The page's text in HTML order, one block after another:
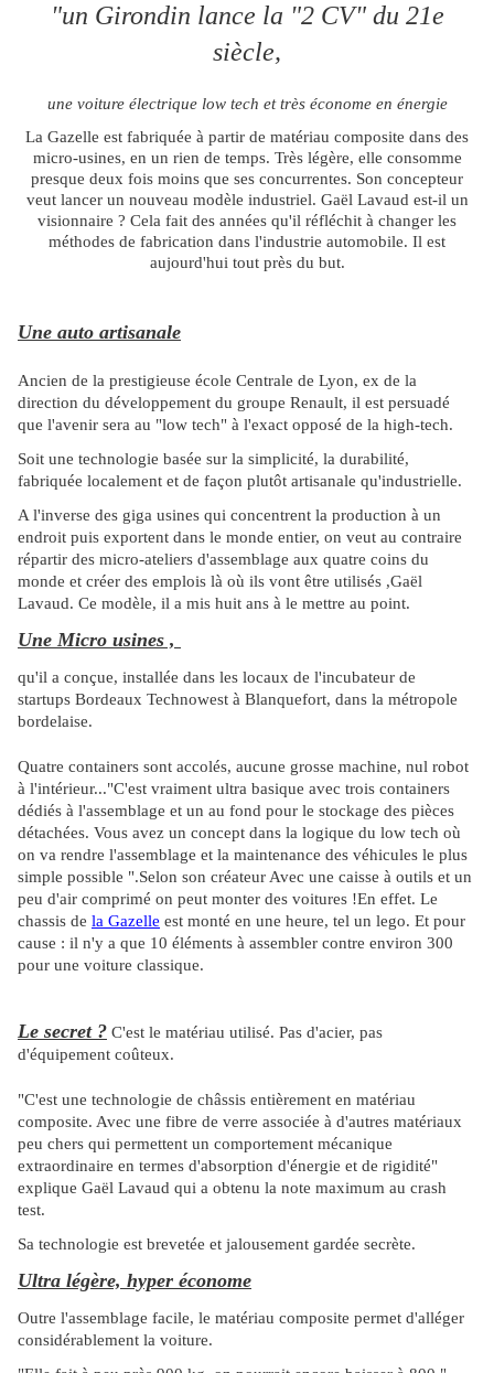
"un Girondin lance la "2 CV" du 21e
siècle,
une voiture électrique low tech et très économe en énergie
La Gazelle est fabriquée à partir de matériau composite dans des
micro-usines, en un rien de temps. Très légère, elle consomme
presque deux fois moins que ses concurrentes. Son concepteur
veut lancer un nouveau modèle industriel. Gaël Lavaud est-il un
visionnaire ? Cela fait des années qu'il réfléchit à changer les
méthodes de fabrication dans l'industrie automobile. Il est
aujourd'hui tout près du but.
Une auto artisanale
Ancien de la prestigieuse école Centrale de Lyon, ex de la
direction du développement du groupe Renault, il est persuadé
que l'avenir sera au "low tech" à l'exact opposé de la high-tech.
Soit une technologie basée sur la simplicité, la durabilité,
fabriquée localement et de façon plutôt artisanale qu'industrielle.
A l'inverse des giga usines qui concentrent la production à un
endroit puis exportent dans le monde entier, on veut au contraire
répartir des micro-ateliers d'assemblage aux quatre coins du
monde et créer des emplois là où ils vont être utilisés ,Gaël
Lavaud. Ce modèle, il a mis huit ans à le mettre au point.
Une Micro usines ,
qu'il a conçue, installée dans les locaux de l'incubateur de
startups Bordeaux Technowest à Blanquefort, dans la métropole
bordelaise.
Quatre containers sont accolés, aucune grosse machine, nul robot
à l'intérieur..."C'est vraiment ultra basique avec trois containers
dédiés à l'assemblage et un au fond pour le stockage des pièces
détachées. Vous avez un concept dans la logique du low tech où
on va rendre l'assemblage et la maintenance des véhicules le plus
simple possible ".Selon son créateur Avec une caisse à outils et un
peu d'air comprimé on peut monter des voitures !En effet. Le
chassis de la Gazelle est monté en une heure, tel un lego. Et pour
cause : il n'y a que 10 éléments à assembler contre environ 300
pour une voiture classique.
Le secret ? C'est le matériau utilisé. Pas d'acier, pas
d'équipement coûteux.
"C'est une technologie de châssis entièrement en matériau
composite. Avec une fibre de verre associée à d'autres matériaux
peu chers qui permettent un comportement mécanique
extraordinaire en termes d'absorption d'énergie et de rigidité"
explique Gaël Lavaud qui a obtenu la note maximum au crash
test.
Sa technologie est brevetée et jalousement gardée secrète.
Ultra légère, hyper économe
Outre l'assemblage facile, le matériau composite permet d'alléger
considérablement la voiture.